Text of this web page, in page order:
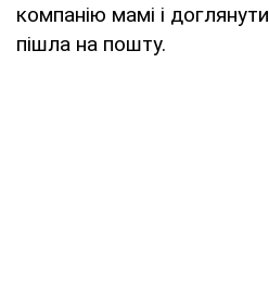
компанію мамі і
пішла на пошту.